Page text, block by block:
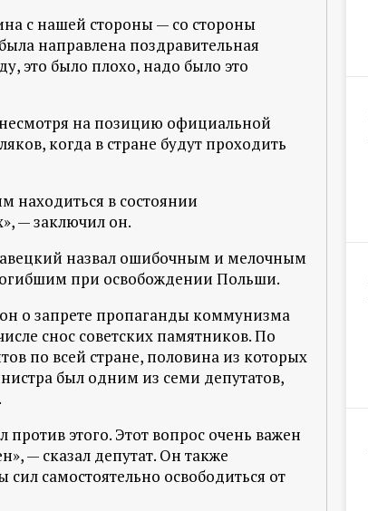
с нашей стороны — со стороны
направлена поздравительная
это было плохо, надо было это
на позицию официальной
когда в стране будут проходить
находиться в состоянии
— заключил он.
назвал ошибочным и мелочным
при освобождении Польши.
о запрете пропаганды коммунизма
снос советских памятников. По
по всей стране, половина из которых
был одним из семи депутатов,
этого. Этот вопрос очень важен
— сказал депутат. Он также
самостоятельно освободиться от